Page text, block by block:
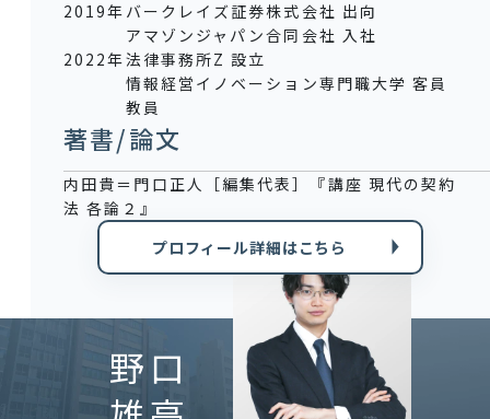
2019年 バークレイズ証券株式会社 出向
アマゾンジャパン合同会社 入社
2022年法律事務所Z 設立
情報経営イノベーション専門職大学 客員
教員
著書/論文
内田貴＝門口正人［編集代表］『講座 現代の契約
法 各論２』
プロフィール詳細はこちら
野口